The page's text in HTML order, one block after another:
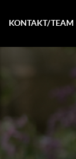
KONTAKT/TEAM